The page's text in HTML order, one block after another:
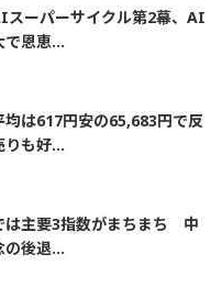
スーパーサイクル第2幕、AI
で恩恵...
均は617円安の65,683円で反
も好...
は主要3指数がまちまち 中
の後退...